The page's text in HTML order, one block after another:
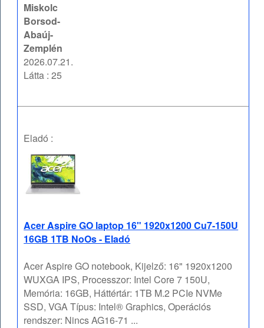
Miskolc
Borsod-
Abaúj-
Zemplén
2026.07.21.
Látta : 25
Eladó :
Acer Aspire GO laptop 16" 1920x1200 Cu7-150U
16GB 1TB NoOs - Eladó
Acer Aspire GO notebook, Kijelző: 16" 1920x1200
WUXGA IPS, Processzor: Intel Core 7 150U,
Memória: 16GB, Háttértár: 1TB M.2 PCIe NVMe
SSD, VGA Típus: Intel® Graphics, Operációs
rendszer: Nincs AG16-71 ...